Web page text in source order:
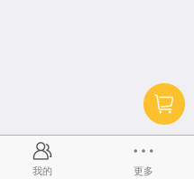
我的 更多